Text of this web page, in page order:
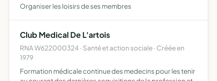
Organiser les loisirs de ses membres
Club Medical De L'artois
RNA W622000324 · Santé et action sociale · Créée en
1979
Formation médicale continue des medecins pour les tenir